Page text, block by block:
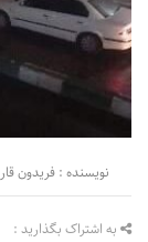
نویسنده : فریدون
به اشتراک بگذارید :